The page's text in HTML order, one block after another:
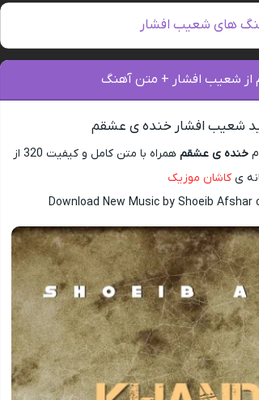
های شعیب افشار
از شعیب افشار + متن آهنگ
شعیب افشار خنده ی عشقم
خنده ی عشقم
همراه با متن کامل و کیفیت 320 از
ی کاشان موزیک
Download New Music by Shoeib Afshar